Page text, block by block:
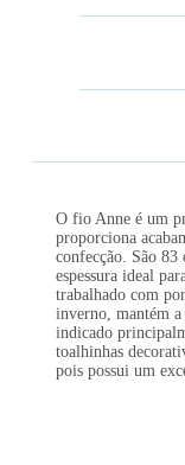
O fio Anne é um
proporciona
confecção. São
espessura ideal
trabalhado com
inverno, mantém a
indicado
toalhinhas
pois possui um